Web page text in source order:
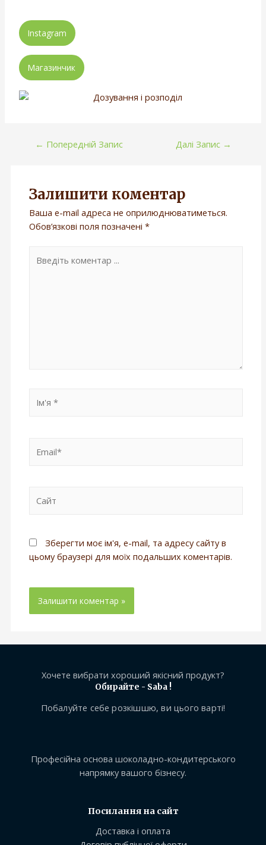
Instagram
Магазинчик
← Попередній Запис Далі Запис →
Залишити коментар
Ваша e-mail адреса не оприлюднюватиметься.
Обов’язкові поля позначені*
Зберегти моє ім'я, e-mail, та адресу сайту в
цьому браузері для моїх подальших коментарів.
Хочете вибрати хороший якісний продукт?
Обирайте - Saba !
Побалуйте себе розкішшю, ви цього варті!
Професійна основа шоколадно-кондитерського
напрямку вашого бізнесу.
Посилання на сайт
Доставка і оплата